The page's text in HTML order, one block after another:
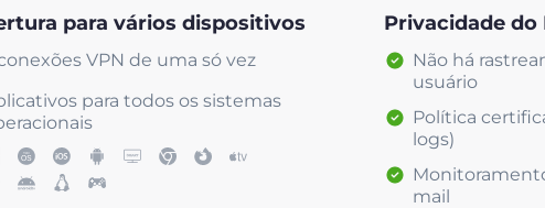
para vários dispositivos
VPN de uma só vez
para todos os sistemas
Privacidade do
Não há
usuário
Política
logs)
mail